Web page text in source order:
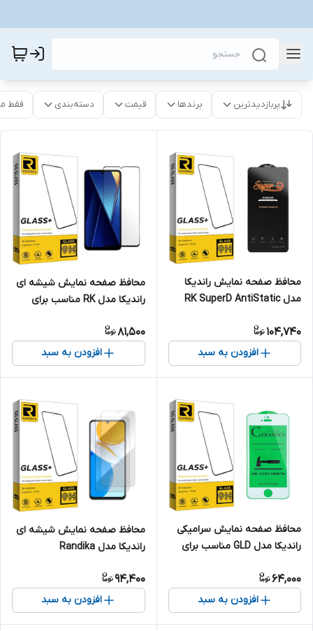
پربازدیدترین برندها قیمت دسته‌بندی فقط
محافظ صفحه نمایش راندیکا
مدل RK SuperD AntiStatic
سامسونگ Galaxy A51 / A51 5G
/ A52 / A52 5G / A52s 5G /
A53 5G / M31s / S20 FE / S20
104,740
افزودن به سبد
محافظ صفحه نمایش شیشه ای
راندیکا مدل RK مناسب برای
C65
81,500
افزودن به سبد
محافظ صفحه نمایش سرامیکی
راندیکا مدل GLD مناسب برای
64,000
افزودن به سبد
محافظ صفحه نمایش شیشه ای
راندیکا مدل Randika
94,400
افزودن به سبد